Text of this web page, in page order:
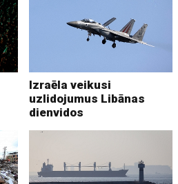
Izraēla veikusi
uzlidojumus Libānas
dienvidos